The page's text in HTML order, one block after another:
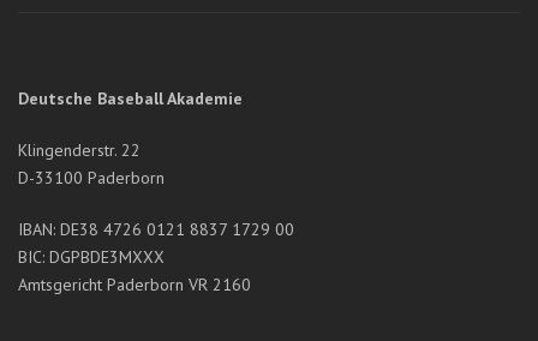
Deutsche Baseball Akademie
Klingenderstr. 22
D-33100 Paderborn
IBAN: DE38 4726 0121 8837 1729 00
BIC: DGPBDE3MXXX
Amtsgericht Paderborn VR 2160